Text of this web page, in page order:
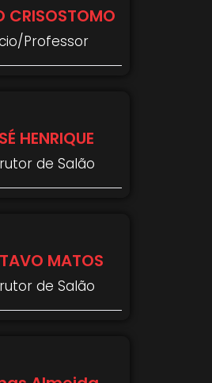
CRISOSTOMO
Professor
HENRIQUE
de Salão
MATOS
de Salão